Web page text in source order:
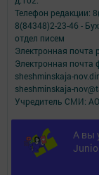
А вы
Телефон редакции:
8(84348)2-23-46 -
отдел писем
Электронная почта
Электронная почта
sheshminskaja-
sheshminskaja-
Учредитель СМИ:
Антикоррупционная
АО «ТАТМЕДИА»
удобства
Использование